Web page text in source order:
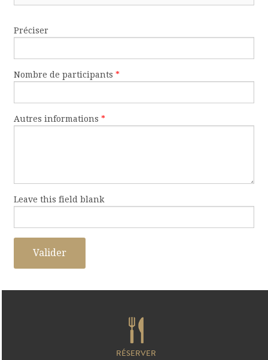
Préciser
Nombre de participants *
Autres informations *
Leave this field blank
Valider
RÉSERVER